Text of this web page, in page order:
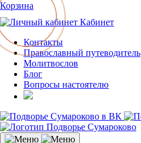
Корзина
Кабинет
Контакты
Православный путеводитель
Молитвослов
Блог
Вопросы настоятелю